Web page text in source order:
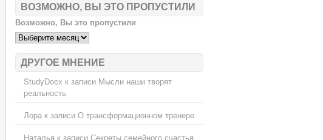
ВОЗМОЖНО, ВЫ ЭТО ПРОПУСТИЛИ
Возможно, Вы это пропустили
ДРУГОЕ МНЕНИЕ
StudyDocx к записи Мысли наши творят
реальность
Лора к записи О трансформационном тренере
Наталья к записи Секреты семейного счастья